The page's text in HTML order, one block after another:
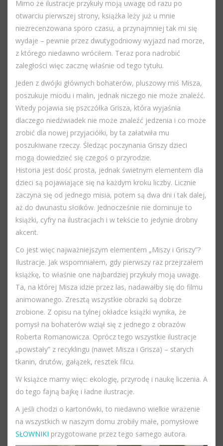
Mimo że ilustracje przykuły moją uwagę od razu po
otwarciu pierwszej strony, książka leży już u mnie
niezrecenzowana sporo czasu, a przynajmniej tak mi się
wydaje – pewnie przez dwutygodniowy wyjazd nad morze,
z którego niedawno wróciłem. Teraz pora nadrobić
zaległości więc zacznę właśnie od tego tytułu.
Jeden z dwójki głównych bohaterów, pluszowy miś Misza,
poszukuje miodu i malin, jednak niczego nie może znaleźć.
Wtedy pojawia się pszczółka Grisza, która wyjaśnia
dlaczego niedźwiadek nie może znaleźć jedzenia i co może
zrobić dla nowej przyjaciółki, by ta załatwiła mu
poszukiwane rzeczy. Śledząc poczynania Griszy dzieci
mogą dowiedzieć się czegoś o przyrodzie.
Historia jest dość prosta, jednak świetnym elementem dla
dzieci są pojawiające się na każdym kroku liczby. Licznie
zaczyna się od jednego misia, potem są dwa dni i tak dalej,
aż do dwunastu słoików. Jednocześnie nie dominuje to
książki, cyfry na ilustracjach i w tekście to jedynie drobny
akcent.
Co jest więc najważniejszym elementem „Miszy i Griszy”?
Ilustracje. Jak wspomniałem, gdy pierwszy raz przejrzałem
książkę, to właśnie one najbardziej przykuły moją uwagę.
Ta, na której Misza idzie przez las, nadawałby się do filmu
animowanego. Zresztą wszystkie obrazki są dobrze
zrobione. Z opisu na tylnej okładce książki wynika, że
pomysł na bohaterów wziął się z jednego z obrazów
Roberta Romanowicza. Oprócz tego wszystkie ilustracje
„powstały” z recyklingu (nawet Misza i Grisza) – starych
tkanin, drutów, gałązek, resztek filcu.
W książce mamy więc: ekologię, przyrodę i naukę liczenia. A
do tego fajną bajkę i ładne ilustracje.
A jeśli chodzi o kartonówki, to niedawno wielkie wrażenie
na wszystkich w naszym domu zrobiły małe, pomysłowe
SŁOWNIKI przygotowane przez tego samego autora.